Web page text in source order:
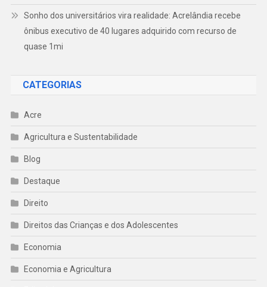
Sonho dos universitários vira realidade: Acrelândia recebe
ônibus executivo de 40 lugares adquirido com recurso de
quase 1mi
CATEGORIAS
Acre
Agricultura e Sustentabilidade
Blog
Destaque
Direito
Direitos das Crianças e dos Adolescentes
Economia
Economia e Agricultura